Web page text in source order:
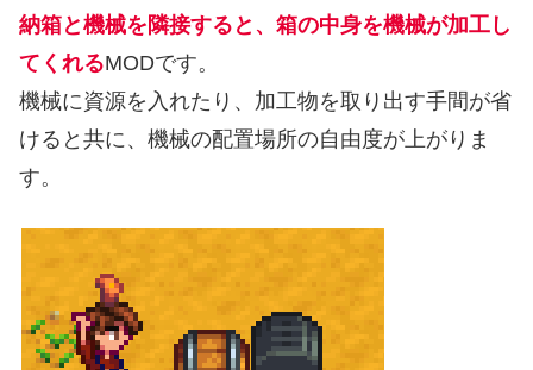
納箱と機械を隣接すると、箱の中身を機械が加工し
てくれるMODです。
機械に資源を入れたり、加工物を取り出す手間が省
けると共に、機械の配置場所の自由度が上がりま
す。